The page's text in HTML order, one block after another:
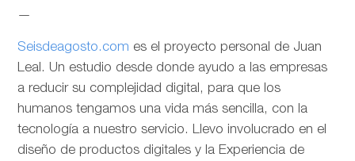
—
Seisdeagosto.com es el proyecto personal de Juan
Leal. Un estudio desde donde ayudo a las empresas
a reducir su complejidad digital, para que los
humanos tengamos una vida más sencilla, con la
tecnología a nuestro servicio. Llevo involucrado en el
diseño de productos digitales y la Experiencia de